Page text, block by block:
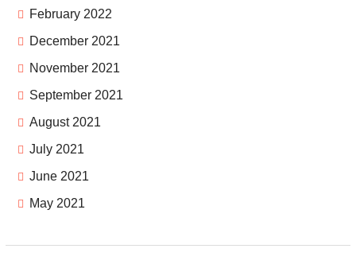
February 2022
December 2021
November 2021
September 2021
August 2021
July 2021
June 2021
May 2021